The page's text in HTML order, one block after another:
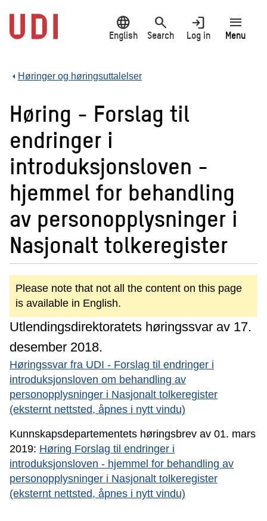
main
content
language
English
search
Search
login
Log in
menu
Menu
Høringer og høringsuttalelser
Høring - Forslag til
endringer i
introduksjonsloven -
hjemmel for behandling
av personopplysninger i
Nasjonalt tolkeregister
Please note that not all the content on this page
is available in English.
Utlendingsdirektoratets høringssvar av 17.
desember 2018.
Høringssvar fra UDI - Forslag til endringer i
introduksjonsloven om behandling av
personopplysninger i Nasjonalt tolkeregister
(eksternt nettsted, åpnes i nytt vindu)
Kunnskapsdepartementets høringsbrev av 01. mars
2019: Høring Forslag til endringer i
introduksjonsloven - hjemmel for behandling av
personopplysninger i Nasjonalt tolkeregister
(eksternt nettsted, åpnes i nytt vindu)